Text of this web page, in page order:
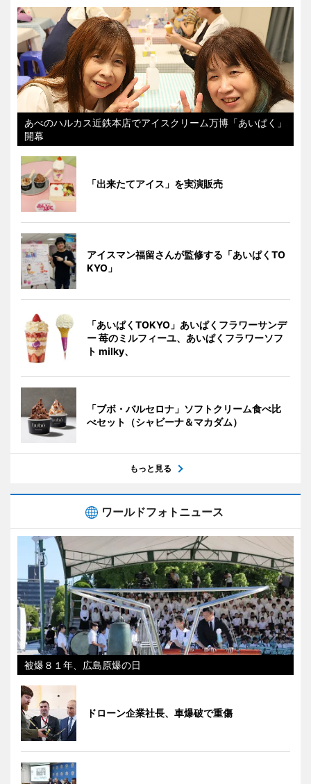
あべのハルカス近鉄本店でアイスクリーム万博「あいぱく」
開幕
「出来たてアイス」を実演販売
アイスマン福留さんが監修する「あいぱくTO
KYO」
「あいぱくTOKYO」あいぱくフラワーサンデ
ー 苺のミルフィーユ、あいぱくフラワーソフ
ト milky、
「ブボ・バルセロナ」ソフトクリーム食べ比
べセット（シャビーナ＆マカダム）
もっと見る
ワールドフォトニュース
被爆８１年、広島原爆の日
ドローン企業社長、車爆破で重傷